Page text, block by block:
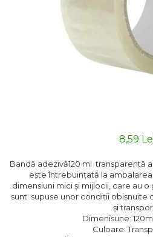
8,59
Bandă adezivă120 ml transparentă
este întrebuințată la
dimensiuni mici și mijlocii, care au
sunt supuse unor condiții obișnuite
și
Dimenisune:
Culoare: